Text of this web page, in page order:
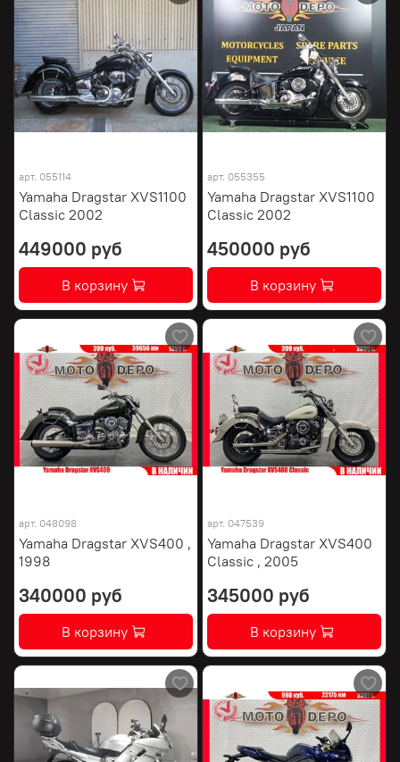
арт. 055114
Yamaha Dragstar XVS1100
Classic 2002
449000 руб
В корзину
арт. 055355
Yamaha Dragstar XVS1100
Classic 2002
450000 руб
В корзину
арт. 048098
Yamaha Dragstar XVS400 ,
1998
340000 руб
В корзину
арт. 047539
Yamaha Dragstar XVS400
Classic , 2005
345000 руб
В корзину